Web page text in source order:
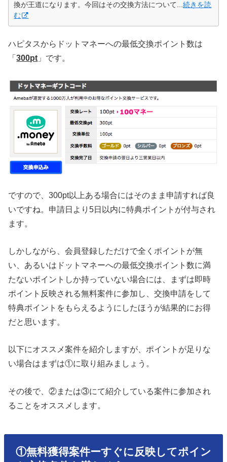
換が王道になります。今回はその交換方法について...続きを読
む
ハピタスからドットマネーへの最低交換ポイント数は
「300pt 」です。
ですので、300pt以上ある場合にはそのまま申請すれば良
いですね。申請日より5日以内に特典ポイントが付与され
ます。
しかしながら、会員登録しただけで全くポイントが無
い、あるいはドットマネーへの最低交換ポイント数に満
たないポイントしか持っていない場合には、まずは即時
ポイント反映される無料案件に参加し、交換申請をして
特典ポイントをもらえるようにしたほうが結果的にお得
だと思います。
以下にオススメ案件を紹介しますが、ポイントが足りな
い場合はまずは①に取り組みましょう。
その後で、②または③にて紹介している案件に参加され
ることをオススメします。
①無料獲得案件ーすぐに反映してポイン